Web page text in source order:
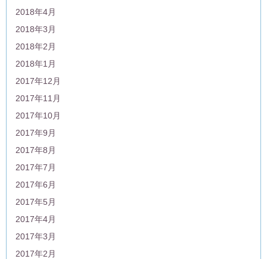
2018年4月
2018年3月
2018年2月
2018年1月
2017年12月
2017年11月
2017年10月
2017年9月
2017年8月
2017年7月
2017年6月
2017年5月
2017年4月
2017年3月
2017年2月